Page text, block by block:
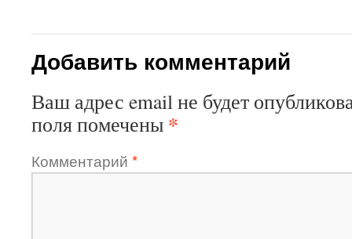
Добавить комментарий
Ваш адрес email не будет
поля помечены *
Комментарий *